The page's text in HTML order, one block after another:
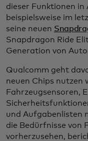
dieser Funktionen in
beispielsweise im
seine neuen
Snapdragon Ride
Generation von
Qualcomm geht
neuen Chips nutzen
Fahrzeugsensoren,
und Aufgabenlisten
die Bedürfnisse von
vorherzusehen,